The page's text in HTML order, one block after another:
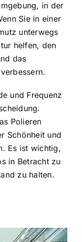
in der
Sie in einer
unterwegs
helfen, den
das
und Frequenz
Polieren
Schönheit und
Es ist wichtig,
in Betracht zu
zu halten.